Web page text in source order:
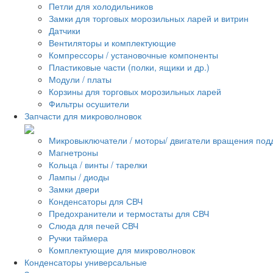
Петли для холодильников
Замки для торговых морозильных ларей и витрин
Датчики
Вентиляторы и комплектующие
Компрессоры / установочные компоненты
Пластиковые части (полки, ящики и др.)
Модули / платы
Корзины для торговых морозильных ларей
Фильтры осушители
Запчасти для микроволновок
Микровыключатели / моторы/ двигатели вращения
Магнетроны
Кольца / винты / тарелки
Лампы / диоды
Замки двери
Конденсаторы для СВЧ
Предохранители и термостаты для СВЧ
Слюда для печей СВЧ
Ручки таймера
Комплектующие для микроволновок
Конденсаторы универсальные